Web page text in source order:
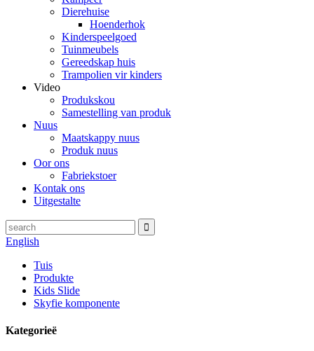
Dierehuise
Hoenderhok
Kinderspeelgoed
Tuinmeubels
Gereedskap huis
Trampolien vir kinders
Video
Produkskou
Samestelling van produk
Nuus
Maatskappy nuus
Produk nuus
Oor ons
Fabriekstoer
Kontak ons
Uitgestalte
English
Tuis
Produkte
Kids Slide
Skyfie komponente
Kategorieë